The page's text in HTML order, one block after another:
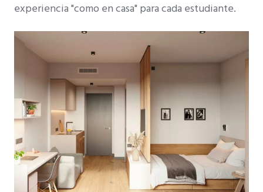
experiencia "como en casa" para cada estudiante.